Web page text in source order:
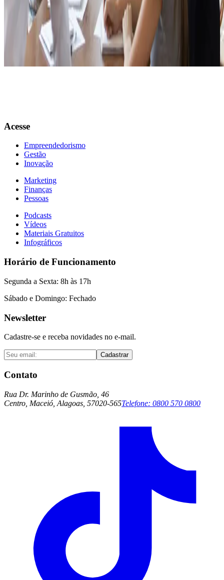
perceber, para que tudo funcione, é preciso de cooperação tanto da
liderança quanto dos demais colaboradores.
Gostou de aprender mais sobre o assunto e melhorar os resultados da
sua equipe de vendas? Aproveite e se inscreva no nosso curso
Gestão de Equipe de Vendas
, online e gratuito.
Acesse
Empreendedorismo
Gestão
Inovação
Marketing
Finanças
Pessoas
Podcasts
Vídeos
Materiais Gratuitos
Infográficos
Horário de Funcionamento
Segunda a Sexta: 8h às 17h
Sábado e Domingo: Fechado
Newsletter
Cadastre-se e receba novidades no e-mail.
Cadastrar
Contato
Rua Dr. Marinho de Gusmão, 46
Centro, Maceió, Alagoas, 57020-565Telefone: 0800 570 0800